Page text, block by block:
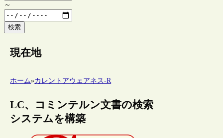
～
検索
現在地
ホーム»カレントアウェアネス-R
LC、コミンテルン文書の検索
システムを構築